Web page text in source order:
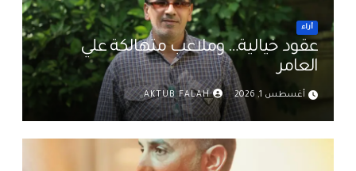
أراء
عقود خيالية… وملاعب متهالكة علي
العامر
أغسطس 1, 2026 AKTUB FALAH